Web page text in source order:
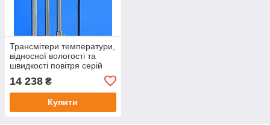
Трансмітери температури,
відносної вологості та
швидкості повітря серій
HD2903T…, HD 29V3T…,
HD 2937T…, HD29V37T…
HD 29371T…, HD
14 238 ₴
Купити